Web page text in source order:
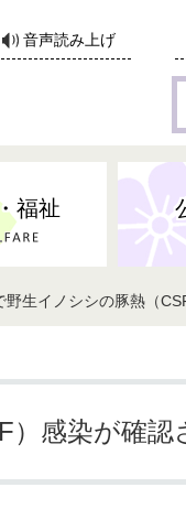
音声読み上げ
イ
ト
検
索
福祉
野生イノシシの豚熱（
）感染が確認